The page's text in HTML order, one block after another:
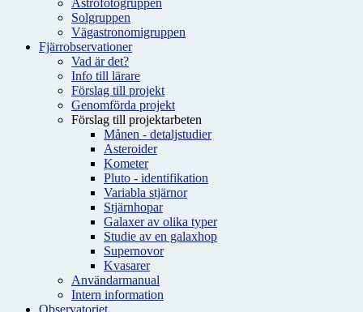
Astrofotogruppen
Solgruppen
Vägastronomigruppen
Fjärrobservationer
Vad är det?
Info till lärare
Förslag till projekt
Genomförda projekt
Förslag till projektarbeten
Månen - detaljstudier
Asteroider
Kometer
Pluto - identifikation
Variabla stjärnor
Stjärnhopar
Galaxer av olika typer
Studie av en galaxhop
Supernovor
Kvasarer
Användarmanual
Intern information
Observatoriet